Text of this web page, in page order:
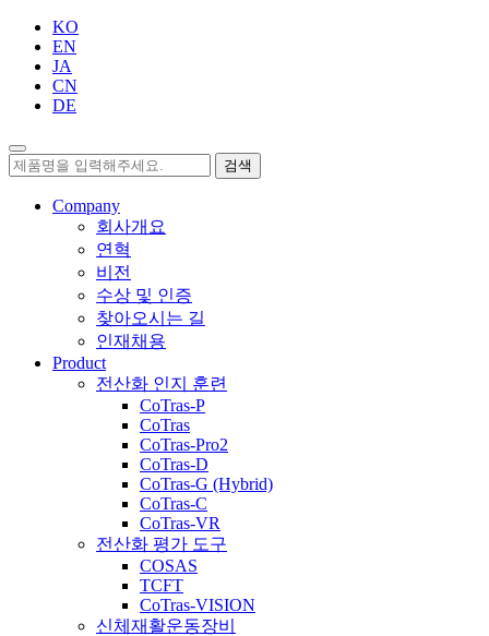
KO
EN
JA
CN
DE
검색
Company
회사개요
연혁
비전
수상 및 인증
찾아오시는 길
인재채용
Product
전산화 인지 훈련
CoTras-P
CoTras
CoTras-Pro2
CoTras-D
CoTras-G (Hybrid)
CoTras-C
CoTras-VR
전산화 평가 도구
COSAS
TCFT
CoTras-VISION
신체재활운동장비